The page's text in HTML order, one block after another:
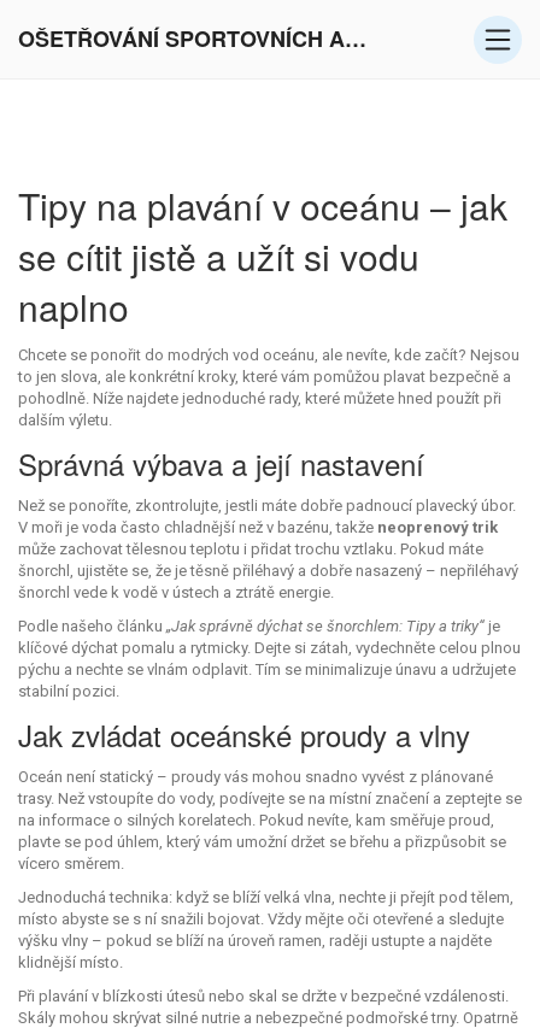
OŠETŘOVÁNÍ SPORTOVNÍCH AKTIVIT V EVROPĚ
Tipy na plavání v oceánu – jak
se cítit jistě a užít si vodu
naplno
Chcete se ponořit do modrých vod oceánu, ale nevíte, kde začít? Nejsou
to jen slova, ale konkrétní kroky, které vám pomůžou plavat bezpečně a
pohodlně. Níže najdete jednoduché rady, které můžete hned použít při
dalším výletu.
Správná výbava a její nastavení
Než se ponoříte, zkontrolujte, jestli máte dobře padnoucí plavecký úbor.
V moři je voda často chladnější než v bazénu, takže neoprenový trik
může zachovat tělesnou teplotu i přidat trochu vztlaku. Pokud máte
šnorchl, ujistěte se, že je těsně přiléhavý a dobře nasazený – nepřiléhavý
šnorchl vede k vodě v ústech a ztrátě energie.
Podle našeho článku „Jak správně dýchat se šnorchlem: Tipy a triky“ je
klíčové dýchat pomalu a rytmicky. Dejte si zátah, vydechněte celou plnou
pýchu a nechte se vlnám odplavit. Tím se minimalizuje únavu a udržujete
stabilní pozici.
Jak zvládat oceánské proudy a vlny
Oceán není statický – proudy vás mohou snadno vyvést z plánované
trasy. Než vstoupíte do vody, podívejte se na místní značení a zeptejte se
na informace o silných korelatech. Pokud nevíte, kam směřuje proud,
plavte se pod úhlem, který vám umožní držet se břehu a přizpůsobit se
vícero směrem.
Jednoduchá technika: když se blíží velká vlna, nechte ji přejít pod tělem,
místo abyste se s ní snažili bojovat. Vždy mějte oči otevřené a sledujte
výšku vlny – pokud se blíží na úroveň ramen, raději ustupte a najděte
klidnější místo.
Při plavání v blízkosti útesů nebo skal se držte v bezpečné vzdálenosti.
Skály mohou skrývat silné nutrie a nebezpečné podmořské trny. Opatrně